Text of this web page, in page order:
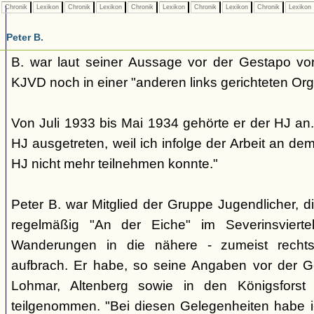
Chronik Lexikon Chronik Lexikon Chronik Lexikon Chronik Lexikon Chronik Lexikon
Peter B.
B. war laut seiner Aussage vor der Gestapo
KJVD noch in einer "anderen links gerichteten
Von Juli 1933 bis Mai 1934 gehörte er der HJ
HJ ausgetreten, weil ich infolge der Arbeit an
HJ nicht mehr teilnehmen konnte."
Peter B. war Mitglied der Gruppe Jugendlicher,
regelmäßig "An der Eiche" im
Wanderungen in die nähere - zumeist
aufbrach. Er habe, so seine Angaben vor der
Lohmar, Altenberg sowie in den
teilgenommen. "Bei diesen Gelegenheiten habe